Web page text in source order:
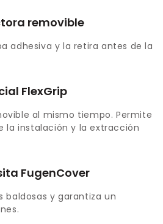
removible
adhesiva y la retira antes de la
FlexGrip
al mismo tiempo. Permite
la instalación y la extracción
FugenCover
baldosas y garantiza un